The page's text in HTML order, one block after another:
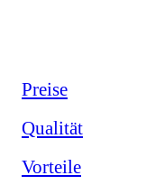
Preise
Qualität
Vorteile